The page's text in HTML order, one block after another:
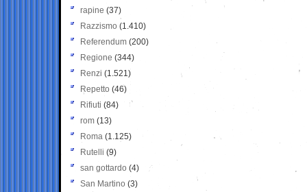
rapine (37)
Razzismo (1.410)
Referendum (200)
Regione (344)
Renzi (1.521)
Repetto (46)
Rifiuti (84)
rom (13)
Roma (1.125)
Rutelli (9)
san gottardo (4)
San Martino (3)